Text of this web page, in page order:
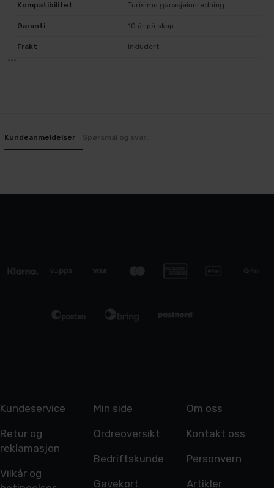
Kompatibilitet Turisimo garasjeinnredning
Garanti 10 år på skap
Frakt Inkludert
```
Kundeanmeldelser Spørsmål og svar:
Kundeservice
Retur og
reklamasjon
Vilkår og
Min side
Ordreoversikt
Bedriftskunde
Gavekort
Om oss
Kontakt oss
Personvern
Artikler